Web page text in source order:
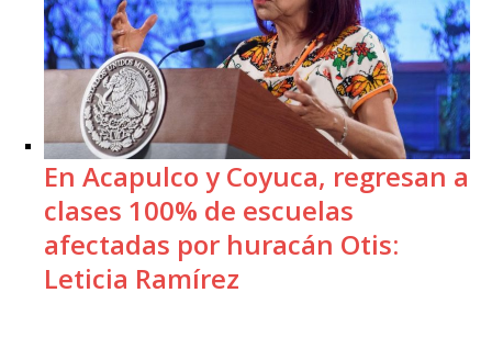
En Acapulco y Coyuca, regresan a
clases 100% de escuelas
afectadas por huracán Otis:
Leticia Ramírez